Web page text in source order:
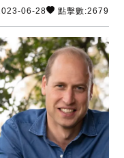
06-28 點擊數:2679